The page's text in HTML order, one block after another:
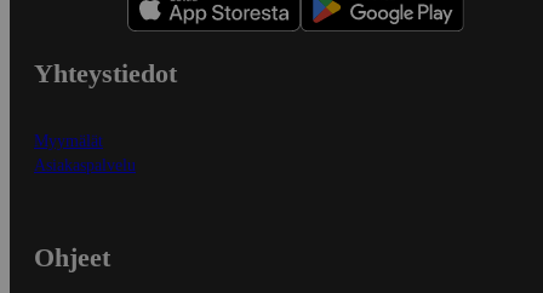
Yhteystiedot
Myymälät
Asiakaspalvelu
Ohjeet